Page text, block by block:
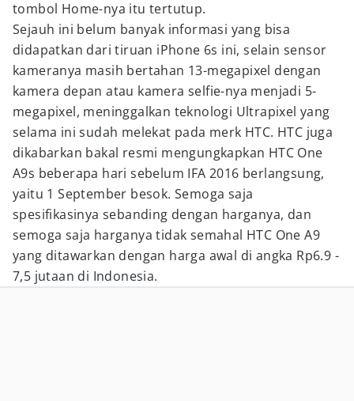
tombol Home-nya itu tertutup.
Sejauh ini belum banyak informasi yang bisa
didapatkan dari tiruan iPhone 6s ini, selain sensor
kameranya masih bertahan 13-megapixel dengan
kamera depan atau kamera selfie-nya menjadi 5-
megapixel, meninggalkan teknologi Ultrapixel yang
selama ini sudah melekat pada merk HTC. HTC juga
dikabarkan bakal resmi mengungkapkan HTC One
A9s beberapa hari sebelum IFA 2016 berlangsung,
yaitu 1 September besok. Semoga saja
spesifikasinya sebanding dengan harganya, dan
semoga saja harganya tidak semahal HTC One A9
yang ditawarkan dengan harga awal di angka Rp6.9 -
7,5 jutaan di Indonesia.